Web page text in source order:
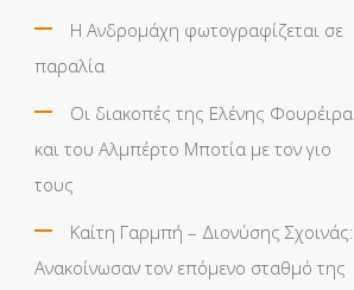
Η Ανδρομάχη φωτογραφίζεται σε
παραλία
Οι διακοπές της Ελένης Φουρέιρα
και του Αλμπέρτο Μποτία με τον γιο
τους
Καίτη Γαρμπή – Διονύσης Σχοινάς:
Ανακοίνωσαν τον επόμενο σταθμό της